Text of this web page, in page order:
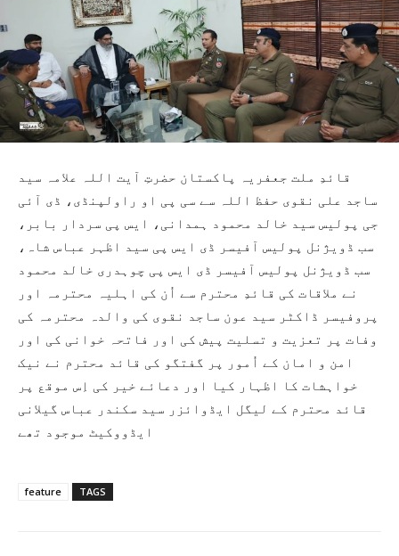
قائدِ ملت جعفریہ پاکستان حضرتِ آیت اللہ علامہ سید
ساجد علی نقوی حفظ اللہ سے سی پی او راولپنڈی، ڈی آئی
جی پولیس سید خالد محمود ہمدانی، ایس پی سردار بابر،
سب ڈویژنل پولیس آفیسر ڈی ایس پی سید اظہر عباس شاہ،
سب ڈویژنل پولیس آفیسر ڈی ایس پی چوہدری خالد محمود
نے ملاقات کی قائدِ محترم سے اُن کی اہلیہ محترمہ اور
پروفیسر ڈاکٹر سید عون ساجد نقوی کی والدہ محترمہ کی
وفات پر تعزیت و تسلیت پیش کی اور فاتحہ خوانی کی اور
امن و امان کے اُمور پر گفتگو کی قائد محترم نے نیک
خواہشات کا اظہار کیا اور دعائے خیر کی اِس موقع پر
قائد محترم کے لیگل ایڈوائزر سید سکندر عباس گیلانی
ایڈووکیٹ موجود تھے
TAGS
feature